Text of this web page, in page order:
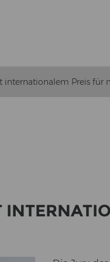
internationalem Preis für